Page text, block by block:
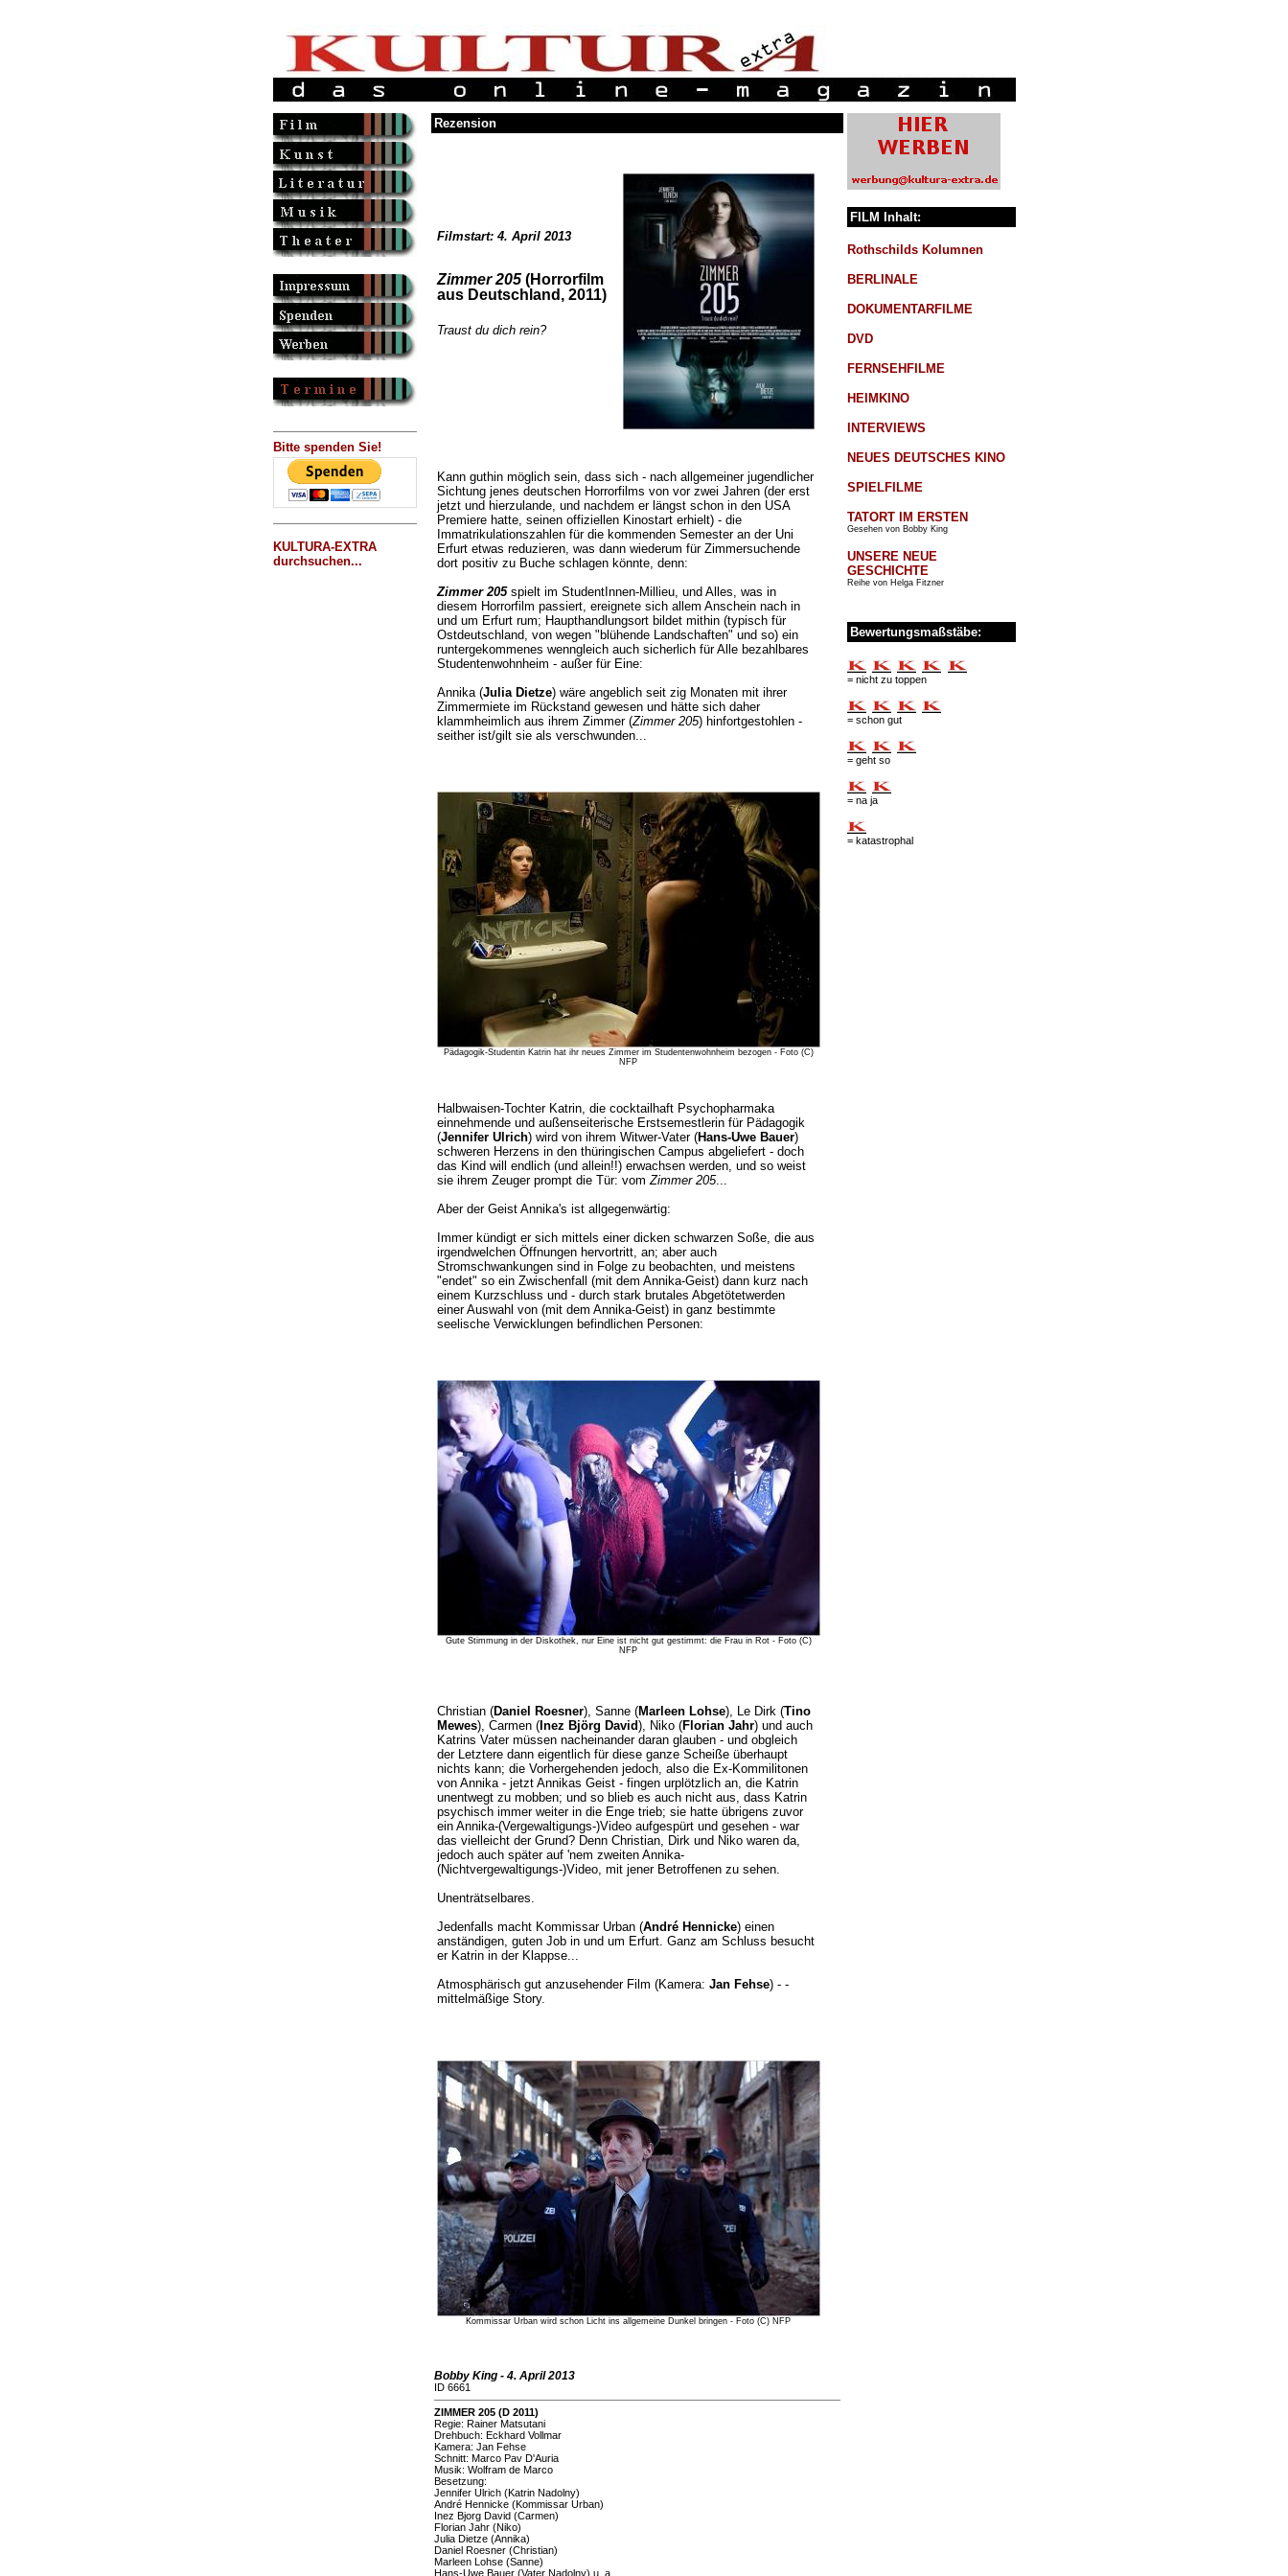
Bitte spenden Sie!
KULTURA-EXTRA
durchsuchen...
Rezension
Filmstart: 4. April 2013
Zimmer 205(Horrorfilm
aus Deutschland, 2011)
Traust du dich rein?
Kann guthin möglich sein, dass sich - nach allgemeiner jugendlicher
Sichtung jenes deutschen Horrorfilms von vor zwei Jahren (der erst
jetzt und hierzulande, und nachdem er längst schon in den USA
Premiere hatte, seinen offiziellen Kinostart erhielt) - die
Immatrikulationszahlen für die kommenden Semester an der Uni
Erfurt etwas reduzieren, was dann wiederum für Zimmersuchende
dort positiv zu Buche schlagen könnte, denn:
Zimmer 205spielt im StudentInnen-Millieu, und Alles, was in
diesem Horrorfilm passiert, ereignete sich allem Anschein nach in
und um Erfurt rum; Haupthandlungsort bildet mithin (typisch für
Ostdeutschland, von wegen "blühende Landschaften" und so) ein
runtergekommenes wenngleich auch sicherlich für Alle bezahlbares
Studentenwohnheim - außer für Eine:
Annika (Julia Dietze) wäre angeblich seit zig Monaten mit ihrer
Zimmermiete im Rückstand gewesen und hätte sich daher
klammheimlich aus ihrem Zimmer (Zimmer 205) hinfortgestohlen -
seither ist/gilt sie als verschwunden...
Pädagogik-Studentin Katrin hat ihr neues Zimmer im Studentenwohnheim bezogen - Foto (C)
NFP
Halbwaisen-Tochter Katrin, die cocktailhaft Psychopharmaka
einnehmende und außenseiterische Erstsemestlerin für Pädagogik
(Jennifer Ulrich) wird von ihrem Witwer-Vater (Hans-Uwe Bauer)
schweren Herzens in den thüringischen Campus abgeliefert - doch
das Kind will endlich (und allein!!) erwachsen werden, und so weist
sie ihrem Zeuger prompt die Tür: vomZimmer 205...
Aber der Geist Annika's ist allgegenwärtig:
Immer kündigt er sich mittels einer dicken schwarzen Soße, die aus
irgendwelchen Öffnungen hervortritt, an; aber auch
Stromschwankungen sind in Folge zu beobachten, und meistens
"endet" so ein Zwischenfall (mit dem Annika-Geist) dann kurz nach
einem Kurzschluss und - durch stark brutales Abgetötetwerden
einer Auswahl von (mit dem Annika-Geist) in ganz bestimmte
seelische Verwicklungen befindlichen Personen:
Gute Stimmung in der Diskothek, nur Eine ist nicht gut gestimmt: die Frau in Rot - Foto (C)
NFP
Christian (Daniel Roesner), Sanne (Marleen Lohse), Le Dirk (Tino
Mewes), Carmen (Inez Björg David), Niko (Florian Jahr) und auch
Katrins Vater müssen nacheinander daran glauben - und obgleich
der Letztere dann eigentlich für diese ganze Scheiße überhaupt
nichts kann; die Vorhergehenden jedoch, also die Ex-Kommilitonen
von Annika - jetzt Annikas Geist - fingen urplötzlich an, die Katrin
unentwegt zu mobben; und so blieb es auch nicht aus, dass Katrin
psychisch immer weiter in die Enge trieb; sie hatte übrigens zuvor
ein Annika-(Vergewaltigungs-)Video aufgespürt und gesehen - war
das vielleicht der Grund? Denn Christian, Dirk und Niko waren da,
jedoch auch später auf 'nem zweiten Annika-
(Nichtvergewaltigungs-)Video, mit jener Betroffenen zu sehen.
Unenträtselbares.
Jedenfalls macht Kommissar Urban (André Hennicke) einen
anständigen, guten Job in und um Erfurt. Ganz am Schluss besucht
er Katrin in der Klappse...
Atmosphärisch gut anzusehender Film (Kamera: Jan Fehse) - -
mittelmäßige Story.
Kommissar Urban wird schon Licht ins allgemeine Dunkel bringen - Foto (C) NFP
Bobby King - 4. April 2013
ID 6661
ZIMMER 205 (D 2011)
Regie: Rainer Matsutani
Drehbuch: Eckhard Vollmar
Kamera: Jan Fehse
Schnitt: Marco Pav D'Auria
Musik: Wolfram de Marco
Besetzung:
Jennifer Ulrich (Katrin Nadolny)
André Hennicke (Kommissar Urban)
Inez Bjorg David (Carmen)
Florian Jahr (Niko)
Julia Dietze (Annika)
Daniel Roesner (Christian)
Marleen Lohse (Sanne)
Hans-Uwe Bauer (Vater Nadolny) u. a.
FILM Inhalt:
Rothschilds Kolumnen
BERLINALE
DOKUMENTARFILME
DVD
FERNSEHFILME
HEIMKINO
INTERVIEWS
NEUES DEUTSCHES KINO
SPIELFILME
TATORT IM ERSTEN
Gesehen von Bobby King
UNSERE NEUE
GESCHICHTE
Reihe von Helga Fitzner
Bewertungsmaßstäbe:
= nicht zu toppen
= schon gut
= geht so
= na ja
= katastrophal